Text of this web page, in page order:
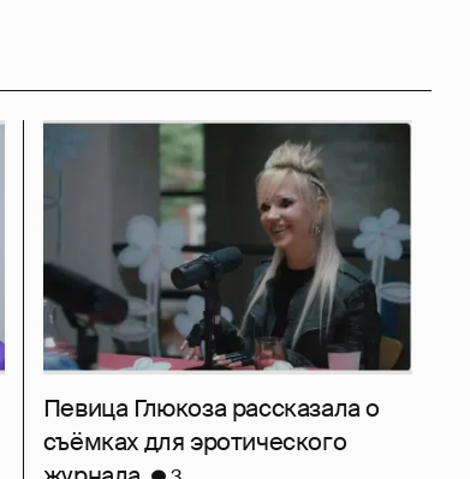
Певица Глюкоза рассказала о
съёмках для эротического